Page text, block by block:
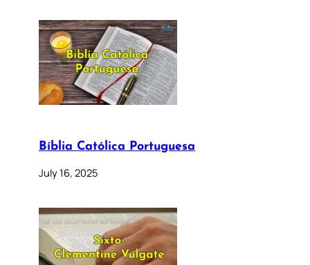
Bíblia Católica Portuguesa
July 16, 2025